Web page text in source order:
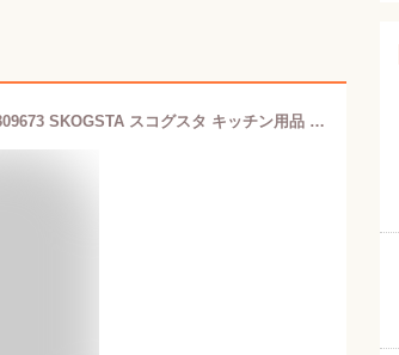
IKEA イケア サービングスタンド アカシア材 35cm n20309673 SKOGSTA スコグスタ キッチン用品 食器 おしゃれ シンプル 北欧 かわいい